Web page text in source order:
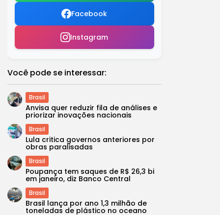
Facebook
Instagram
Você pode se interessar:
Brasil
Anvisa quer reduzir fila de análises e
priorizar inovações nacionais
Brasil
Lula critica governos anteriores por
obras paralisadas
Brasil
Poupança tem saques de R$ 26,3 bi
em janeiro, diz Banco Central
Brasil
Brasil lança por ano 1,3 milhão de
toneladas de plástico no oceano